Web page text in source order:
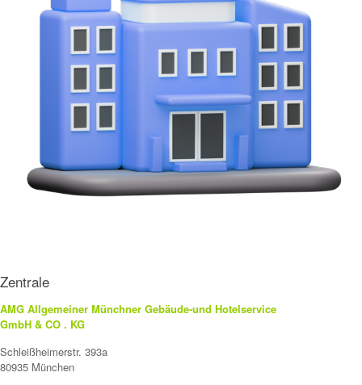
Zentrale
AMG Allgemeiner Münchner Gebäude-und Hotelservice
GmbH & CO . KG
Schleißheimerstr. 393a
80935 München